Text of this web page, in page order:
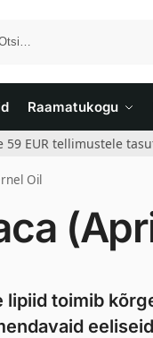
Raamatukogu
59 EUR tellimustele
Oil
toimib